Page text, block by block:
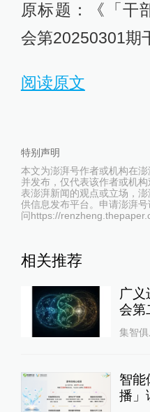
原标题：《「干
会第20250301期
阅读原文
特别声明
本文为澎湃号作者或机构在
并发布，仅代表该作者或机
表澎湃新闻的观点或立场，
供信息发布平台。申请澎湃
问https://
相关推荐
广义
会第
集智
智能
播」